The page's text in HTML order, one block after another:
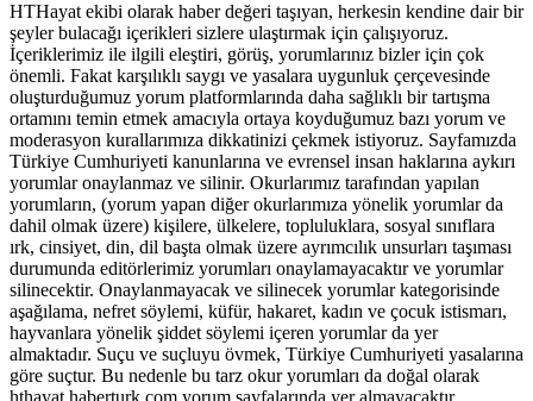
HTHayat ekibi olarak haber değeri taşıyan, herkesin kendine dair bir
şeyler bulacağı içerikleri sizlere ulaştırmak için çalışıyoruz.
İçeriklerimiz ile ilgili eleştiri, görüş, yorumlarınız bizler için çok
önemli. Fakat karşılıklı saygı ve yasalara uygunluk çerçevesinde
oluşturduğumuz yorum platformlarında daha sağlıklı bir tartışma
ortamını temin etmek amacıyla ortaya koyduğumuz bazı yorum ve
moderasyon kurallarımıza dikkatinizi çekmek istiyoruz. Sayfamızda
Türkiye Cumhuriyeti kanunlarına ve evrensel insan haklarına aykırı
yorumlar onaylanmaz ve silinir. Okurlarımız tarafından yapılan
yorumların, (yorum yapan diğer okurlarımıza yönelik yorumlar da
dahil olmak üzere) kişilere, ülkelere, topluluklara, sosyal sınıflara
ırk, cinsiyet, din, dil başta olmak üzere ayrımcılık unsurları taşıması
durumunda editörlerimiz yorumları onaylamayacaktır ve yorumlar
silinecektir. Onaylanmayacak ve silinecek yorumlar kategorisinde
aşağılama, nefret söylemi, küfür, hakaret, kadın ve çocuk istismarı,
hayvanlara yönelik şiddet söylemi içeren yorumlar da yer
almaktadır. Suçu ve suçluyu övmek, Türkiye Cumhuriyeti yasalarına
göre suçtur. Bu nedenle bu tarz okur yorumları da doğal olarak